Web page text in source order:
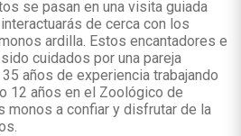
se pasan en una visita guiada
de cerca con los
ardilla. Estos encantadores e
cuidados por una pareja
años de experiencia trabajando
12 años en el Zoológico de
monos a confiar y disfrutar de la